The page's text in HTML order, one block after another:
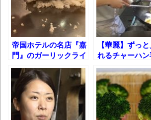
バージョンアップ情報更新
Backupper Standard 8.3.0 な
高嶋ちさ子、ダウン症の姉
【呆然】北海道旅行ワイ「
盛で食うぞ！！！うおおおお
お！！！！！」→結
帝国ホテルの名店『嘉
門』のガーリックライ
スが出来るまで!!
【華麗】ずっ
れるチャーハ
の鍋振り!